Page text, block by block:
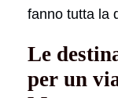
fanno tutta la
Le
per un